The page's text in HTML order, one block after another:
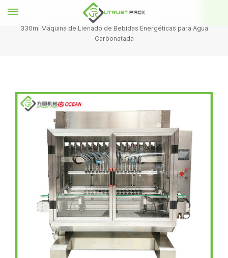
Esterilizador de placa giratoria UV
330ml Máquina de Llenado de Bebidas Energéticas para Agua
Carbonatada